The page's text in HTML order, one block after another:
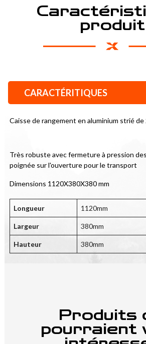
produit
CARACTÉRITIQUES
Caisse de rangement en aluminium strié de
Très robuste avec fermeture à pression
poignée sur l'ouverture pour le transport
Dimensions 1120X380X380 mm
Longueur 1120mm
Largeur 380mm
Hauteur 380mm
Produits
pourraient